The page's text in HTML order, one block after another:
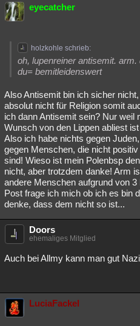
eyecatcher
holzkohle schrieb:
oh, lupenreiner antisemit.
du= bemitleidenswert
Also Antisemit bin ich sicher
absolut nicht für Religion somit
ich dann Antisemit sein? Nur weil
Wunsch von den Lippen abliest
Also ich habe nichts gegen
gegen Menschen, die nicht
sind! Wieso ist mein Polenbsp
nicht, aber trotzdem danke! Arm
andere Menschen aufgrund von
Post frage ich mich ob ich es bin
denke, dass dem nicht so ist...
Doors
ehemaliges Mitglied
Auch bei Allmy kann man gut
LuciaFackel